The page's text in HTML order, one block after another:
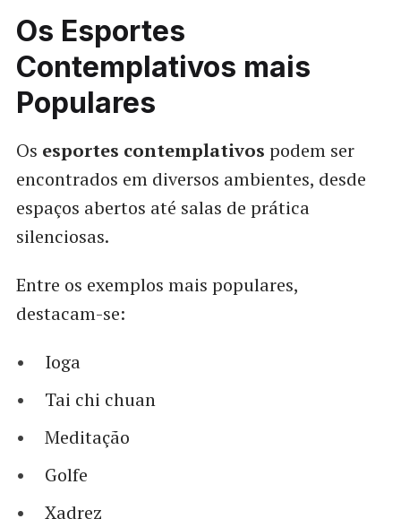
Os Esportes
Contemplativos mais
Populares
Os esportes contemplativos podem ser
encontrados em diversos ambientes, desde
espaços abertos até salas de prática
silenciosas.
Entre os exemplos mais populares,
destacam-se:
Ioga
Tai chi chuan
Meditação
Golfe
Xadrez